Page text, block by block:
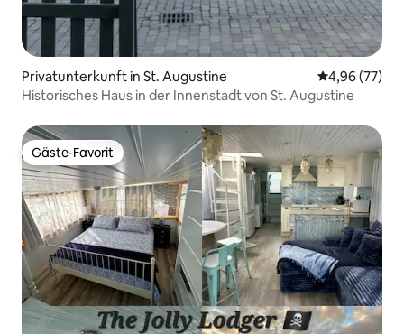
Privatunterkunft in St. Augustine
4,96 (77)
Historisches Haus in der Innenstadt von St. Augustine
Gäste-Favorit
Gäste-Favorit